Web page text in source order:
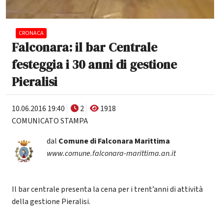
CRONACA
Falconara: il bar Centrale
festeggia i 30 anni di gestione
Pieralisi
10.06.2016 19:40 2
1918
COMUNICATO STAMPA
dal Comune di Falconara Marittima
www.comune.falconara-marittima.an.it
Il bar centrale presenta la cena per i trent’anni di attività
della gestione Pieralisi.